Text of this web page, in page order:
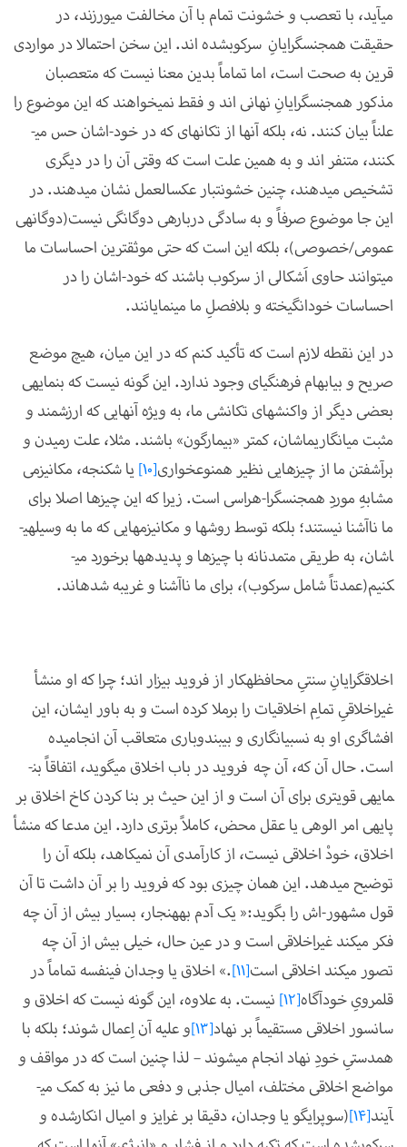
می­آید، با تعصب و خشونت تمام با آن مخالفت می­ورزند، در
حقیقت هم­جنس­گرایانِ سرکوب­شده اند. این سخن احتمالا در مواردی
قرین به صحت است، اما تماماً بدین معنا نیست که متعصبان
مذکور هم­جنس­گرایانِ نهانی اند و فقط نمی­خواهند که این موضوع را
علناً بیان کنند. نه، بلکه آن­ها از تکانه­ای که در خود-اشان حس می­
کنند، متنفر اند و به همین علت است که وقتی آن را در دیگری
تشخیص می­دهند، چنین خشونت­بار عکس­العمل نشان می­دهند. در
این جا موضوع صرفاً و به سادگی درباره­ی دوگانگی نیست(دوگانه­ی
عمومی/خصوصی)، بلکه این است که حتی موثق­ترین احساسات ما
می­توانند حاوی اَشکالی از سرکوب باشند که خود-اشان را در
احساسات خودانگیخته و بلافصلِ ما می­نمایانند.
در این نقطه لازم است که تأکید کنم که در این میان، هیچ موضع
صریح و بی­ابهام فرهنگی­ای وجود ندارد. این گونه نیست که بن­مایه­ی
بعضی دیگر از واکنش­های تکانشی ما، به ویژه آن­هایی که ارزش­مند و
مثبت می­انگاریم­اشان، کم­تر «بیمارگون» باشند. مثلا، علت رمیدن و
برآشفتن ما از چیز­هایی نظیر هم­نوع­خواری[10] یا شکنجه، مکانیزمی
مشابهِ موردِ هم­جنس­گرا-­هراسی است. زیرا که این چیز­ها اصلا برای
ما ناآشنا نیستند؛ بلکه توسط روش­ها و مکانیزم­هایی که ما به وسیله­ی­
اشان، به طریقی متمدنانه با چیزها و پدیده­ها برخورد می­
کنیم(عمدتاً شامل سرکوب)، برای­ ما ناآشنا و غریبه شده­اند.
اخلاق­گرایانِ سنتیِ محافظه­کار از فروید بیزار اند؛ چرا که او منشأ
غیراخلاقیِ تمامِ اخلاقیات را برملا کرده است و به باور ایشان، این
افشاگری او به نسبی­انگاری و بی­بندوباری متعاقب آن انجامیده
است. حال آن که، آن چه فروید در باب اخلاق می­گوید، اتفاقاً بن­
مایه­ی قوی­تری برای آن است و از این حیث بر بنا کردن کاخ اخلاق بر
پایه­ی امر الوهی یا عقل محض، کاملاً برتری دارد. این مدعا که منشأ
اخلاق، خودْ اخلاقی نیست، از کارآمدی آن نمی­کاهد، بلکه آن را
توضیح می­دهد. این همان چیزی بود که فروید را بر آن داشت تا آن
قول مشهور-اش را بگوید:« یک آدم به­هنجار، بسیار بیش از آن چه
فکر می­کند غیراخلاقی است و در عین حال، خیلی بیش از آن چه
تصور می­کند اخلاقی است[11].» اخلاق یا وجدان فی­نفسه تماماً در
قلم­رویِ خودآگاه[12] نیست. به علاوه، این گونه نیست که اخلاق و
سانسور اخلاقی مستقیماً بر نهاد[13]و علیه آن اِعمال شوند؛ بلکه با
هم­دستیِ خودِ نهاد انجام می­شوند–لذا چنین است که در مواقف و
مواضع اخلاقی مختلف، امیال جذبی و دفعی ما نیز به کمک می­
آیند[14](سوپرایگو یا وجدان، دقیقا بر غرایز و امیال انکارشده و